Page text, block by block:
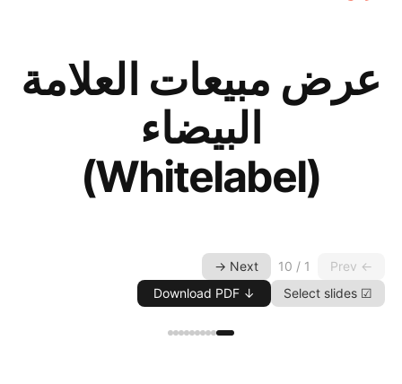
عرض مبيعات العلامة
البيضاء
(Whitelabel)
← Prev
1 / 10
Next →
☑ Select slides
↓ Download PDF